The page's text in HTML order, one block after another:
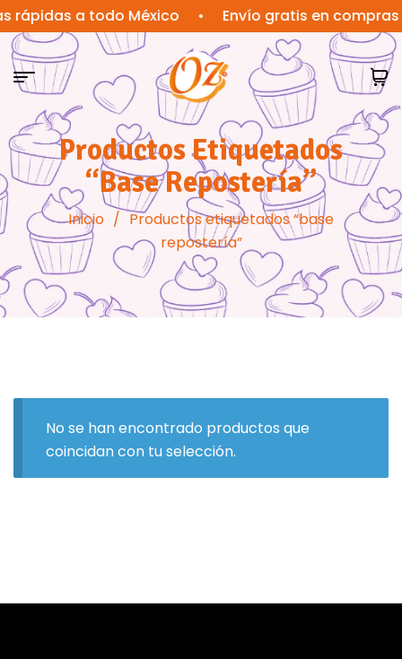
rápidas a todo México Envío gratis en compras
Productos Etiquetados
“base Repostería”
Inicio / Productos etiquetados “base
repostería”
No se han encontrado productos que
coincidan con tu selección.